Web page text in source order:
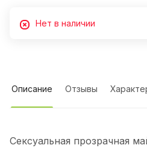
Нет в наличии
Описание Отзывы
Сексуальная прозрачная